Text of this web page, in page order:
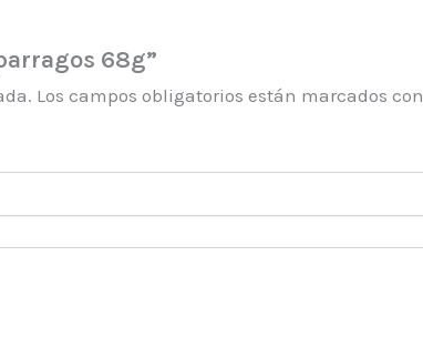
68g”
Los campos obligatorios están marcados con